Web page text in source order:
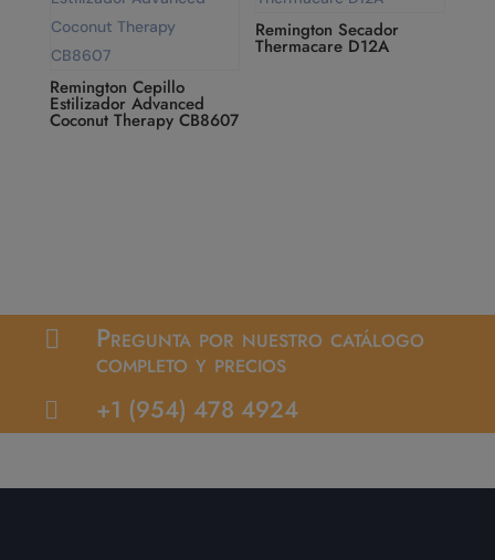
Remington Cepillo
Estilizador Advanced
Coconut Therapy CB8607
Remington Secador
Thermacare D12A
 Pregunta por nuestro catálogo
completo y precios
 +1 (954) 478 4924